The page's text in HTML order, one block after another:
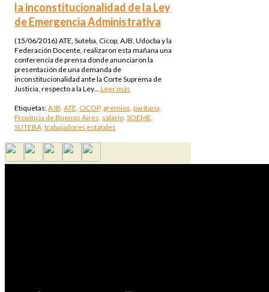
la inconstitucionalidad de la Ley
de Emergencia Administrativa
(15/06/2016) ATE, Suteba, Cicop, AJB, Udocba y la
Federación Docente, realizaron esta mañana una
conferencia de prensa donde anunciaron la
presentación de una demanda de
inconstitucionalidad ante la Corte Suprema de
Justicia, respecto a la Ley... Leer más
Etiquetas:AJB, ATE, CICOP, gremios, paritaria,
Provincia de Buenos Aires, salario, SOEME,
SUTEBA, trabajadores estatales